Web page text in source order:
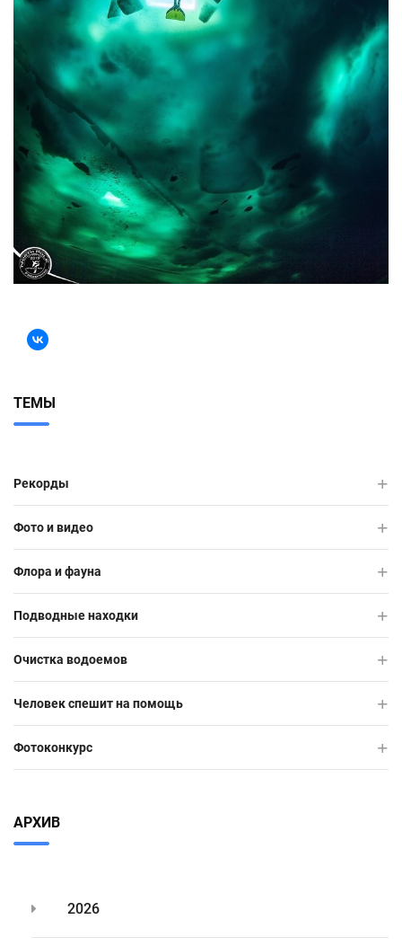
ТЕМЫ
Рекорды
Фото и видео
Флора и фауна
Подводные находки
Очистка водоемов
Человек спешит на помощь
Фотоконкурс
АРХИВ
2026